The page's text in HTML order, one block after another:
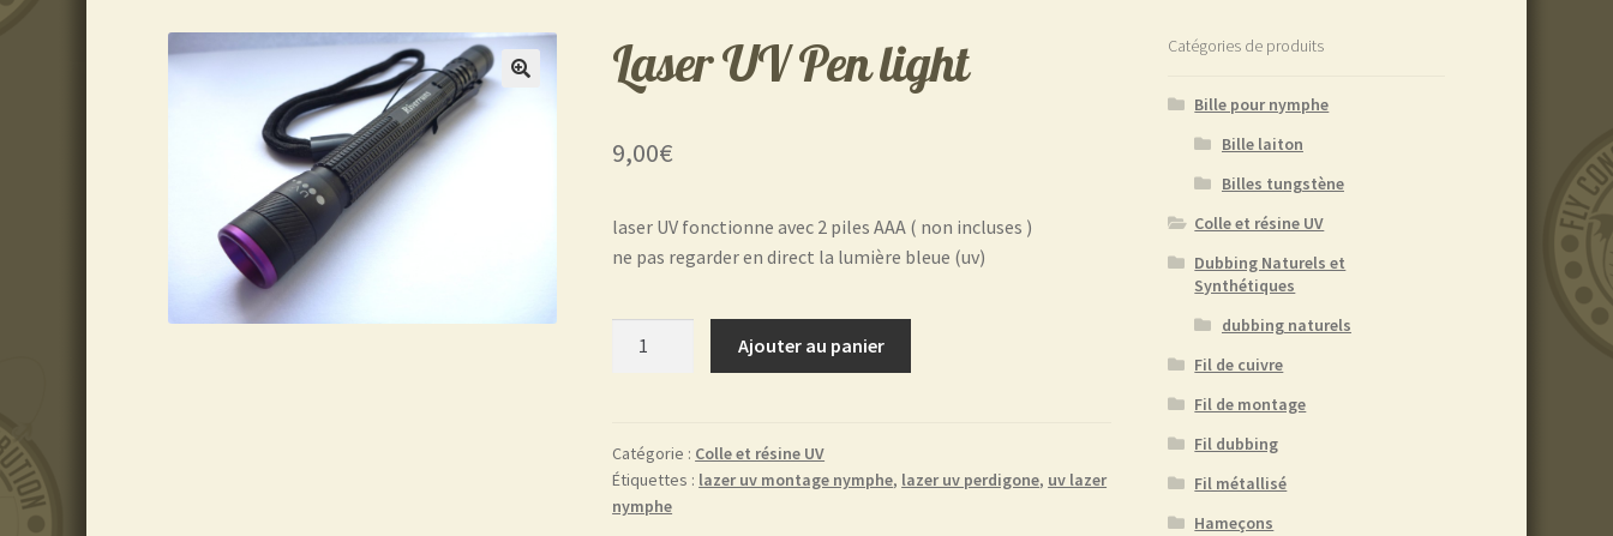
Laser UV Pen light
9,00€
laser UV fonctionne avec 2 piles AAA ( non incluses )
ne pas regarder en direct la lumière bleue (uv)
Pen
light
Ajouter au panier
Catégorie : Colle et résine UV
Étiquettes : lazer uv montage nymphe, lazer uv perdigone, uv lazer
nymphe
Catégories de produits
Bille pour nymphe
Bille laiton
Billes tungstène
Colle et résine UV
Dubbing Naturels et
Synthétiques
dubbing naturels
Fil de cuivre
Fil de montage
Fil dubbing
Fil métallisé
Hameçons